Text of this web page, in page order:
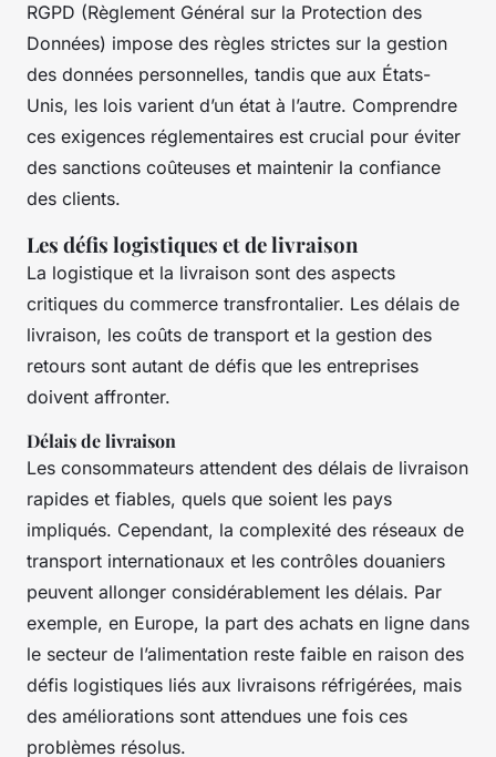
RGPD (Règlement Général sur la Protection des
Données) impose des règles strictes sur la gestion
des données personnelles, tandis que aux États-
Unis, les lois varient d’un état à l’autre. Comprendre
ces exigences réglementaires est crucial pour éviter
des sanctions coûteuses et maintenir la confiance
des clients.
Les défis logistiques et de livraison
La logistique et la livraison sont des aspects
critiques du commerce transfrontalier. Les délais de
livraison, les coûts de transport et la gestion des
retours sont autant de défis que les entreprises
doivent affronter.
Délais de livraison
Les consommateurs attendent des délais de livraison
rapides et fiables, quels que soient les pays
impliqués. Cependant, la complexité des réseaux de
transport internationaux et les contrôles douaniers
peuvent allonger considérablement les délais. Par
exemple, en Europe, la part des achats en ligne dans
le secteur de l’alimentation reste faible en raison des
défis logistiques liés aux livraisons réfrigérées, mais
des améliorations sont attendues une fois ces
problèmes résolus.